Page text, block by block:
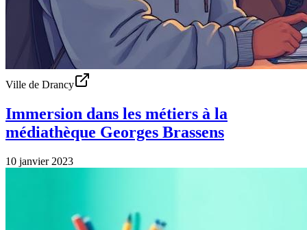
Ville de Drancy
Immersion dans les métiers à la
médiathèque Georges Brassens
10 janvier 2023